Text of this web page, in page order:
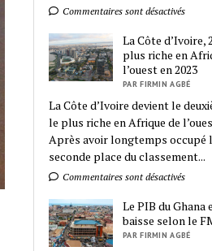
Commentaires sont désactivés
La Côte d’Ivoire,
plus riche en
l’ouest en 2023
PAR FIRMIN AGBÉ
La Côte d’Ivoire devient le
le plus riche en Afrique de
Après avoir longtemps occupé
seconde place du classement...
Commentaires sont désactivés
Le PIB du Ghana
baisse selon le
PAR FIRMIN AGBÉ